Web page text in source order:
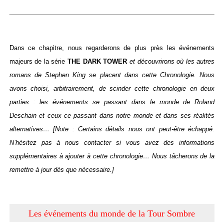
Dans ce chapitre, nous regarderons de plus près les événements
majeurs de la sérieTHE DARK TOWER et découvrirons où les autres
romans de Stephen King se placent dans cette Chronologie. Nous
avons choisi, arbitrairement, de scinder cette chronologie en deux
parties : les événements se passant dans le monde de Roland
Deschain et ceux ce passant dans notre monde et dans ses réalités
alternatives…[Note : Certains détails nous ont peut-être échappé.
N’hésitez pas à nous contacter si vous avez des informations
supplémentaires à ajouter à cette chronologie… Nous tâcherons de la
remettre à jour dès que nécessaire.]
Les événements du monde de la Tour Sombre